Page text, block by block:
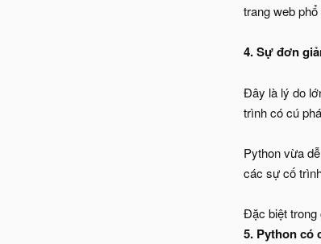
trang web
4. Sự đơn
Đây là lý do
trình có cú
Python vừa
các sự cố
Đặc biệt trong
5. Python có